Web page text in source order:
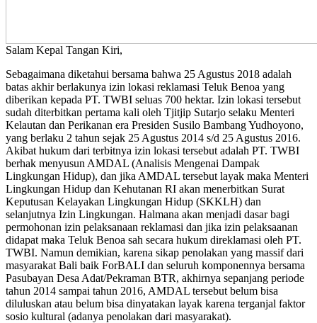
Salam Kepal Tangan Kiri,
Sebagaimana diketahui bersama bahwa 25 Agustus 2018 adalah
batas akhir berlakunya izin lokasi reklamasi Teluk Benoa yang
diberikan kepada PT. TWBI seluas 700 hektar. Izin lokasi tersebut
sudah diterbitkan pertama kali oleh Tjitjip Sutarjo selaku Menteri
Kelautan dan Perikanan era Presiden Susilo Bambang Yudhoyono,
yang berlaku 2 tahun sejak 25 Agustus 2014 s/d 25 Agustus 2016.
Akibat hukum dari terbitnya izin lokasi tersebut adalah PT. TWBI
berhak menyusun AMDAL (Analisis Mengenai Dampak
Lingkungan Hidup), dan jika AMDAL tersebut layak maka Menteri
Lingkungan Hidup dan Kehutanan RI akan menerbitkan Surat
Keputusan Kelayakan Lingkungan Hidup (SKKLH) dan
selanjutnya Izin Lingkungan. Halmana akan menjadi dasar bagi
permohonan izin pelaksanaan reklamasi dan jika izin pelaksaanan
didapat maka Teluk Benoa sah secara hukum direklamasi oleh PT.
TWBI. Namun demikian, karena sikap penolakan yang massif dari
masyarakat Bali baik ForBALI dan seluruh komponennya bersama
Pasubayan Desa Adat/Pekraman BTR, akhirnya sepanjang periode
tahun 2014 sampai tahun 2016, AMDAL tersebut belum bisa
diluluskan atau belum bisa dinyatakan layak karena terganjal faktor
sosio kultural (adanya penolakan dari masyarakat).